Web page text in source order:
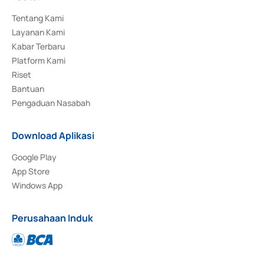
Tentang Kami
Layanan Kami
Kabar Terbaru
Platform Kami
Riset
Bantuan
Pengaduan Nasabah
Download Aplikasi
Google Play
App Store
Windows App
Perusahaan Induk